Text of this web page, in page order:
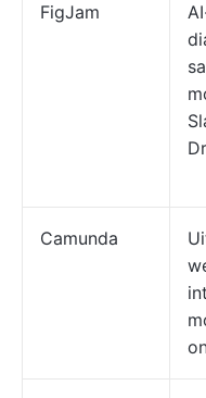
FigJam
Camunda